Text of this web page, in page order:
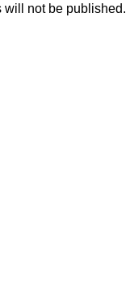
will not be published.